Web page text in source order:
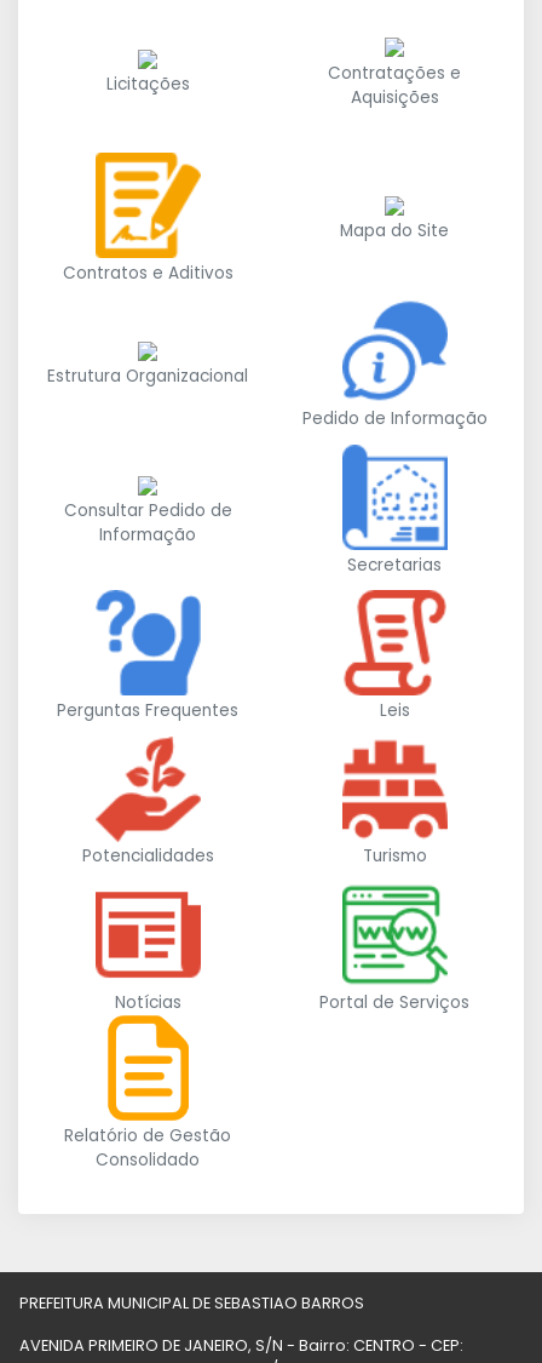
Licitações
Contratações e
Aquisições
Contratos e Aditivos
Mapa do Site
Estrutura Organizacional
Pedido de Informação
Consultar Pedido de
Informação
Secretarias
Perguntas Frequentes Leis
Potencialidades Turismo
Notícias Portal de Serviços
Relatório de Gestão
Consolidado
PREFEITURA MUNICIPAL DE SEBASTIAO BARROS
AVENIDA PRIMEIRO DE JANEIRO, S/N - Bairro: CENTRO - CEP: